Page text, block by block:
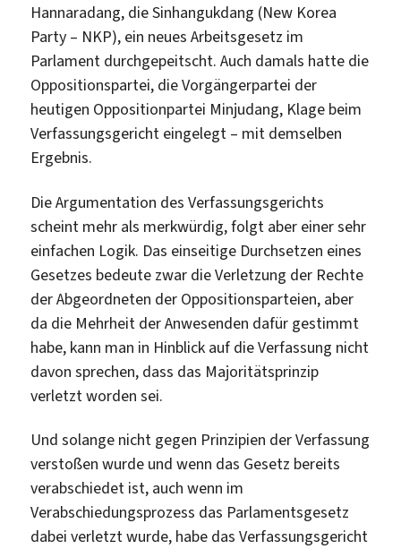
Hannaradang, die Sinhangukdang (New Korea
Party – NKP), ein neues Arbeitsgesetz im
Parlament durchgepeitscht. Auch damals hatte die
Oppositionspartei, die Vorgängerpartei der
heutigen Oppositionpartei Minjudang, Klage beim
Verfassungsgericht eingelegt – mit demselben
Ergebnis.
Die Argumentation des Verfassungsgerichts
scheint mehr als merkwürdig, folgt aber einer sehr
einfachen Logik. Das einseitige Durchsetzen eines
Gesetzes bedeute zwar die Verletzung der Rechte
der Abgeordneten der Oppositionsparteien, aber
da die Mehrheit der Anwesenden dafür gestimmt
habe, kann man in Hinblick auf die Verfassung nicht
davon sprechen, dass das Majoritätsprinzip
verletzt worden sei.
Und solange nicht gegen Prinzipien der Verfassung
verstoßen wurde und wenn das Gesetz bereits
verabschiedet ist, auch wenn im
Verabschiedungsprozess das Parlamentsgesetz
dabei verletzt wurde, habe das Verfassungsgericht